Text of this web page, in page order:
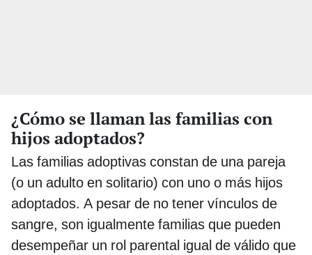
¿Cómo se llaman las familias con
hijos adoptados?
Las familias adoptivas constan de una pareja
(o un adulto en solitario) con uno o más hijos
adoptados. A pesar de no tener vínculos de
sangre, son igualmente familias que pueden
desempeñar un rol parental igual de válido que